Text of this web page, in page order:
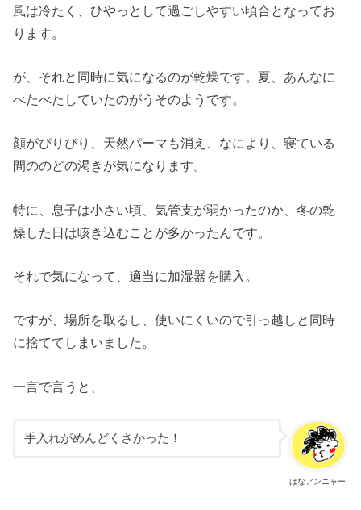
風は冷たく、ひやっとして過ごしやすい頃合となってお
ります。
が、それと同時に気になるのが乾燥です。夏、あんなに
べたべたしていたのがうそのようです。
顔がぴりぴり、天然パーマも消え、なにより、寝ている
間ののどの渇きが気になります。
特に、息子は小さい頃、気管支が弱かったのか、冬の乾
燥した日は咳き込むことが多かったんです。
それで気になって、適当に加湿器を購入。
ですが、場所を取るし、使いにくいので引っ越しと同時
に捨ててしまいました。
一言で言うと、
はなアンニャー
手入れがめんどくさかった！